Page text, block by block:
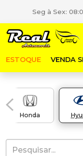
Seg à Sex:
ESTOQUE VENDA
Honda